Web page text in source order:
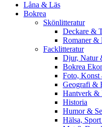
Låna & Läs
Bokrea
Skönlitteratur
Deckare &
Romaner &
Facklitteratur
Djur, Natur
Bokrea
Foto, Konst
Geografi &
Hantverk &
Historia
Humor &
Hälsa,